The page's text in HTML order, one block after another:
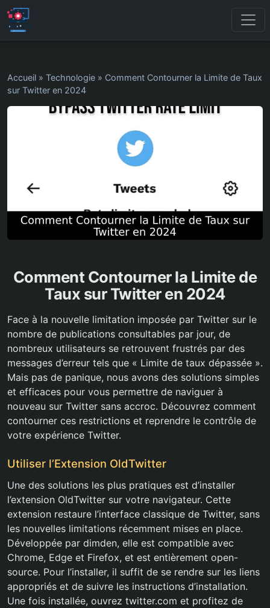
Accueil » Technologie » Comment Contourner la Limite de Taux
sur Twitter en 2024
Comment Contourner la Limite de
Taux sur Twitter en 2024
Face à la nouvelle limitation imposée par Twitter sur le
nombre de publications consultables par jour, de
nombreux utilisateurs se retrouvent frustrés par des
messages d’erreur tels que « Limite de taux dépassée ».
Mais pas de panique, nous avons des solutions simples
et efficaces pour vous permettre de naviguer à
nouveau sur Twitter sans accroc. Découvrez comment
contourner ces restrictions et reprendre le contrôle de
votre expérience Twitter.
Utiliser l’Extension OldTwitter
Une des solutions les plus pratiques est d’installer
l’extension OldTwitter sur votre navigateur. Cette
extension restaure l’interface classique de Twitter, sans
les nouvelles limitations récemment mises en place.
Développée par dimden, elle est compatible avec
Chrome, Edge et Firefox, et est entièrement open-
source. Pour l’installer, il suffit de se rendre sur les liens
appropriés et de suivre les instructions d’installation.
Une fois installée, ouvrez twitter.com et profitez de